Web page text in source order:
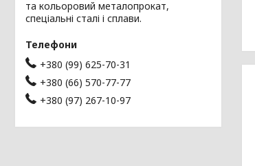
та кольоровий металопрокат,
спеціальні сталі і сплави.
+380 (99) 625-70-31
+380 (66) 570-77-77
+380 (97) 267-10-97